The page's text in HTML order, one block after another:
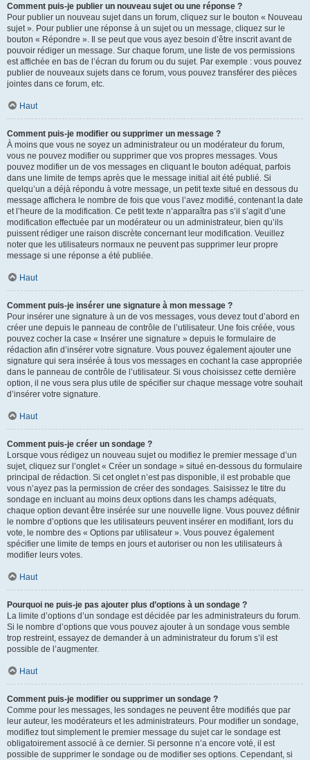
Comment puis-je publier un nouveau sujet ou une réponse ?
Pour publier un nouveau sujet dans un forum, cliquez sur le bouton « Nouveau
sujet ». Pour publier une réponse à un sujet ou un message, cliquez sur le
bouton « Répondre ». Il se peut que vous ayez besoin d’être inscrit avant de
pouvoir rédiger un message. Sur chaque forum, une liste de vos permissions
est affichée en bas de l’écran du forum ou du sujet. Par exemple : vous pouvez
publier de nouveaux sujets dans ce forum, vous pouvez transférer des pièces
jointes dans ce forum, etc.
Haut
Comment puis-je modifier ou supprimer un message ?
À moins que vous ne soyez un administrateur ou un modérateur du forum,
vous ne pouvez modifier ou supprimer que vos propres messages. Vous
pouvez modifier un de vos messages en cliquant le bouton adéquat, parfois
dans une limite de temps après que le message initial ait été publié. Si
quelqu’un a déjà répondu à votre message, un petit texte situé en dessous du
message affichera le nombre de fois que vous l’avez modifié, contenant la date
et l’heure de la modification. Ce petit texte n’apparaîtra pas s’il s’agit d’une
modification effectuée par un modérateur ou un administrateur, bien qu’ils
puissent rédiger une raison discrète concernant leur modification. Veuillez
noter que les utilisateurs normaux ne peuvent pas supprimer leur propre
message si une réponse a été publiée.
Haut
Comment puis-je insérer une signature à mon message ?
Pour insérer une signature à un de vos messages, vous devez tout d’abord en
créer une depuis le panneau de contrôle de l’utilisateur. Une fois créée, vous
pouvez cocher la case « Insérer une signature » depuis le formulaire de
rédaction afin d’insérer votre signature. Vous pouvez également ajouter une
signature qui sera insérée à tous vos messages en cochant la case appropriée
dans le panneau de contrôle de l’utilisateur. Si vous choisissez cette dernière
option, il ne vous sera plus utile de spécifier sur chaque message votre souhait
d’insérer votre signature.
Haut
Comment puis-je créer un sondage ?
Lorsque vous rédigez un nouveau sujet ou modifiez le premier message d’un
sujet, cliquez sur l’onglet « Créer un sondage » situé en-dessous du formulaire
principal de rédaction. Si cet onglet n’est pas disponible, il est probable que
vous n’ayez pas la permission de créer des sondages. Saisissez le titre du
sondage en incluant au moins deux options dans les champs adéquats,
chaque option devant être insérée sur une nouvelle ligne. Vous pouvez définir
le nombre d’options que les utilisateurs peuvent insérer en modifiant, lors du
vote, le nombre des « Options par utilisateur ». Vous pouvez également
spécifier une limite de temps en jours et autoriser ou non les utilisateurs à
modifier leurs votes.
Haut
Pourquoi ne puis-je pas ajouter plus d’options à un sondage ?
La limite d’options d’un sondage est décidée par les administrateurs du forum.
Si le nombre d’options que vous pouvez ajouter à un sondage vous semble
trop restreint, essayez de demander à un administrateur du forum s’il est
possible de l’augmenter.
Haut
Comment puis-je modifier ou supprimer un sondage ?
Comme pour les messages, les sondages ne peuvent être modifiés que par
leur auteur, les modérateurs et les administrateurs. Pour modifier un sondage,
modifiez tout simplement le premier message du sujet car le sondage est
obligatoirement associé à ce dernier. Si personne n’a encore voté, il est
possible de supprimer le sondage ou de modifier ses options. Cependant, si